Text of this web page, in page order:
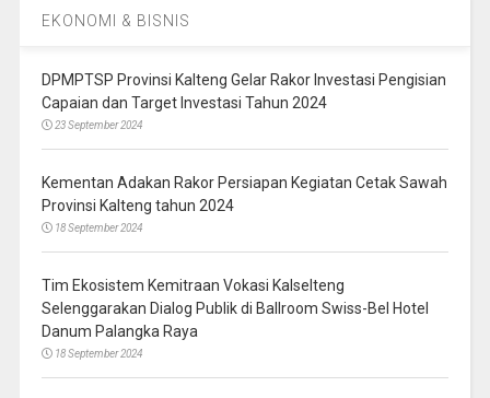
EKONOMI & BISNIS
DPMPTSP Provinsi Kalteng Gelar Rakor Investasi Pengisian
Capaian dan Target Investasi Tahun 2024
23 September 2024
Kementan Adakan Rakor Persiapan Kegiatan Cetak Sawah
Provinsi Kalteng tahun 2024
18 September 2024
Tim Ekosistem Kemitraan Vokasi Kalselteng
Selenggarakan Dialog Publik di Ballroom Swiss-Bel Hotel
Danum Palangka Raya
18 September 2024